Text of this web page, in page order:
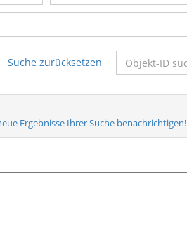
Suche zurücksetzen
Ergebnisse Ihrer Suche benachrichtigen!